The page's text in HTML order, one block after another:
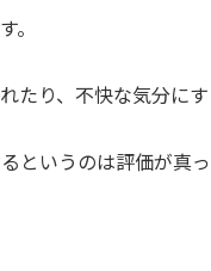
たり、不快な気分にす
というのは評価が真っ